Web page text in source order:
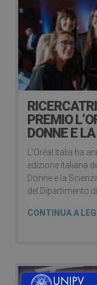
PREMIO
DONNE E
L’Oréal Italia ha
edizione italiana
Donne e la
del Dipartimento
CONTINUA A